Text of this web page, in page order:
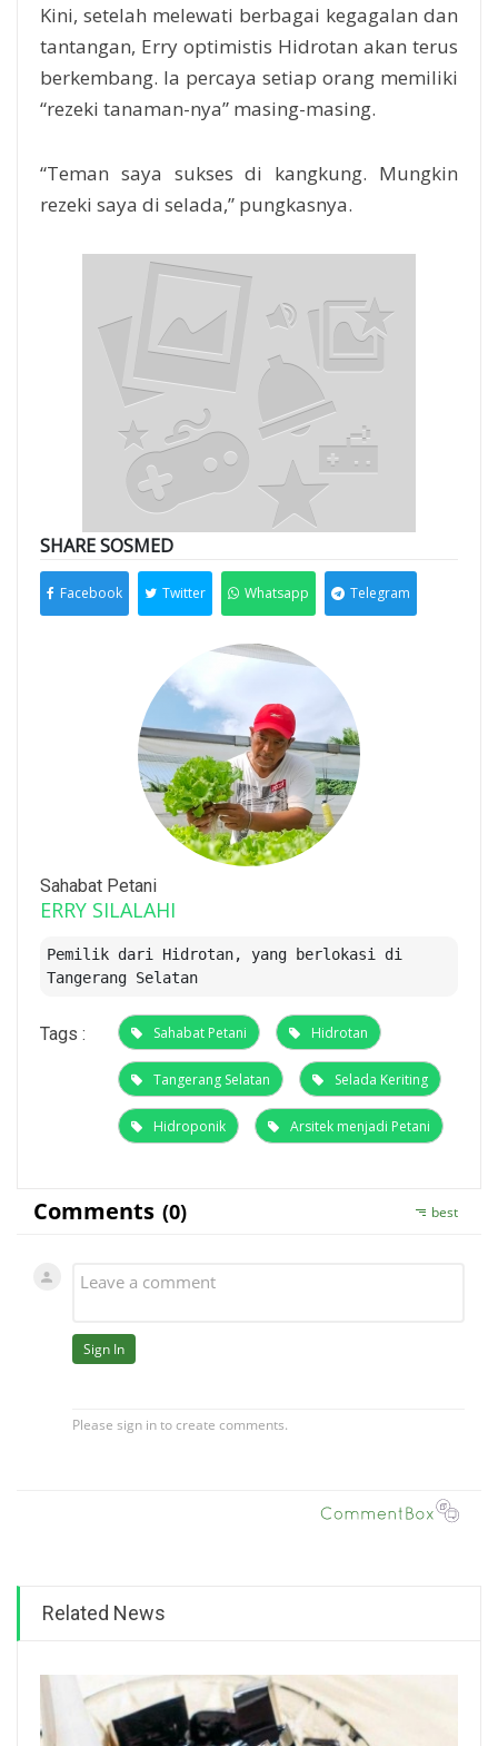
Kini, setelah melewati berbagai kegagalan dan
tantangan, Erry optimistis Hidrotan akan terus
berkembang. Ia percaya setiap orang memiliki
“rezeki tanaman-nya” masing-masing.
“Teman saya sukses di kangkung. Mungkin
rezeki saya di selada,” pungkasnya.
SHARE SOSMED
Facebook Twitter Whatsapp Telegram
Sahabat Petani
ERRY SILALAHI
Pemilik dari Hidrotan, yang berlokasi di
Tangerang Selatan
Tags : Sahabat Petani Hidrotan
Tangerang Selatan Selada Keriting
Hidroponik Arsitek menjadi Petani
Related News